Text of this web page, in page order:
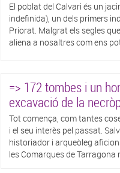
El poblat del Calvari és un
indefinida), un dels primers
Priorat. Malgrat els segles
aliena a nosaltres com ens
=> 172 tombes i un
excavació de la
Tot comença, com tantes
i el seu interès pel passat.
historiador i arqueòleg
les Comarques de Tarragona